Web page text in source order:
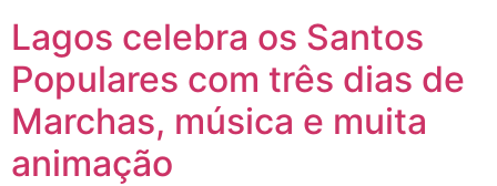
Lagos celebra os Santos
Populares com três dias de
Marchas, música e muita
animação